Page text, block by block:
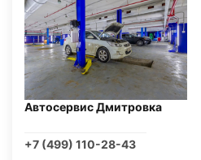
Автосервис Дмитровка
+7 (499) 110-28-43